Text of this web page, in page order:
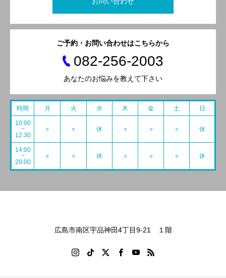
ご予約・お問い合わせはこちらから
082-256-2003
あなたのお悩みを教えて下さい
時間 月 火 水 木 金 土 日
10:00
~
12:30
○ ○ 休 ○ ○ ○ 休
14:00
~
20:00
○ ○ 休 ○ ○ ○ 休
広島市南区宇品神田4丁目9-21 １階